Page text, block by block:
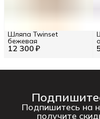
12 300 ₽
Шляпа Twinset
бежевая
Подпишитесь на
получите